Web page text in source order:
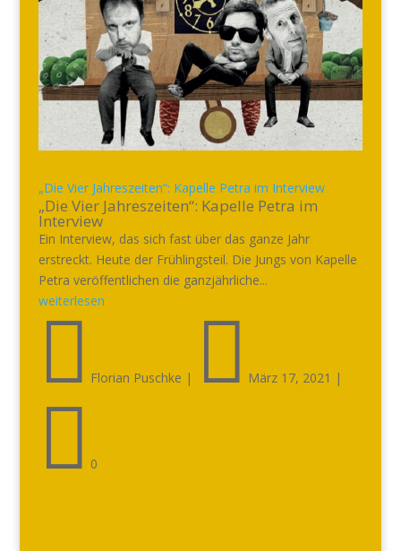
„Die Vier Jahreszeiten“: Kapelle Petra im Interview
„Die Vier Jahreszeiten“: Kapelle Petra im
Interview
Ein Interview, das sich fast über das ganze Jahr
erstreckt. Heute der Frühlingsteil. Die Jungs von Kapelle
Petra veröffentlichen die ganzjährliche...
weiterlesen
 Florian Puschke |  März 17, 2021 |
 0